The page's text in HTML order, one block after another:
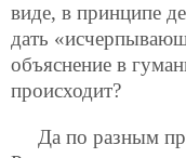
виде, в принципе
дать
объяснение в
происходит?
Да по разным